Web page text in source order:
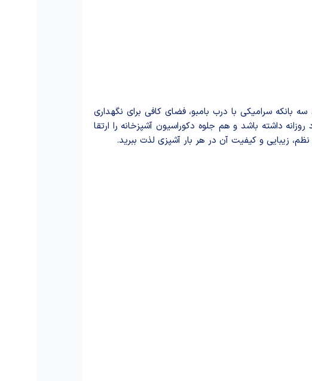
بانکه سرامیکی با درب بامبو، فضای کافی برای نگهداری
داشته باشد و هم جلوه دکوراسیون آشپزخانه را ارتقا
زیبایی و کیفیت آن در هر بار آشپزی لذت ببرید.